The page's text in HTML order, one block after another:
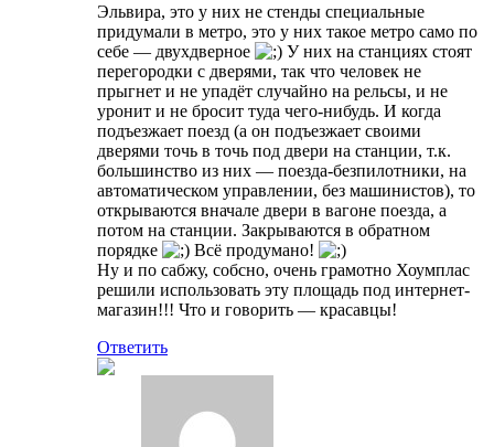
Эльвира, это у них не стенды специальные
придумали в метро, это у них такое метро само по
себе — двухдверное
У них на станциях стоят
перегородки с дверями, так что человек не
прыгнет и не упадёт случайно на рельсы, и не
уронит и не бросит туда чего-нибудь. И когда
подъезжает поезд (а он подъезжает своими
дверями точь в точь под двери на станции, т.к.
большинство из них — поезда-безпилотники, на
автоматическом управлении, без машинистов), то
открываются вначале двери в вагоне поезда, а
потом на станции. Закрываются в обратном
порядке
Всё продумано!
Ну и по сабжу, собсно, очень грамотно Хоумплас
решили использовать эту площадь под интернет-
магазин!!! Что и говорить — красавцы!
Ответить